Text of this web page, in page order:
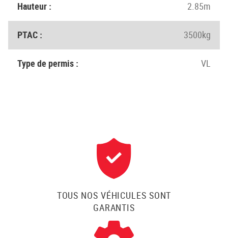
Hauteur : 2.85m
PTAC : 3500kg
Type de permis : VL
TOUS NOS VÉHICULES SONT
GARANTIS